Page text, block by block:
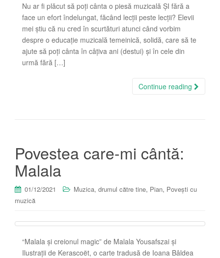
Nu ar fi plăcut să poți cânta o piesă muzicală ȘI fără a
face un efort îndelungat, făcând lecții peste lecții? Elevii
mei știu că nu cred în scurtături atunci când vorbim
despre o educație muzicală temeinică, solidă, care să te
ajute să poți cânta în câțiva ani (destui) și în cele din
urmă fără […]
Continue reading
Povestea care-mi cântă:
Malala
01/12/2021 Muzica, drumul către tine, Pian, Povești cu
muzică
“Malala și creionul magic” de Malala Yousafszai și
Ilustrații de Kerascoët, o carte tradusă de Ioana Bâldea